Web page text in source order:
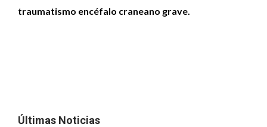
traumatismo encéfalo craneano grave.
Últimas Noticias